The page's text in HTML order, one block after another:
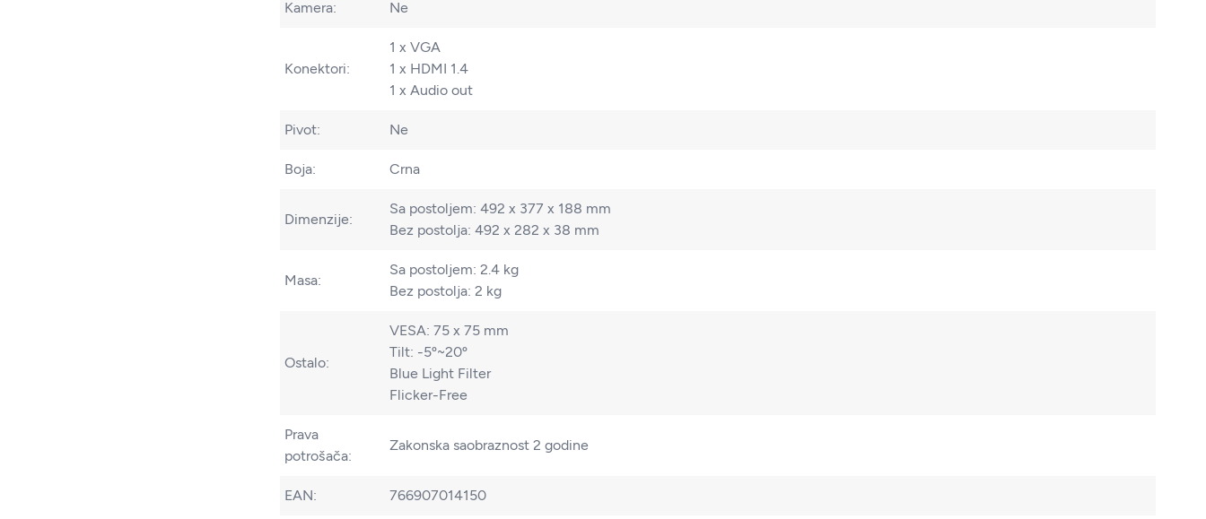
Kamera: Ne
Konektori:
1 x VGA
1 x HDMI 1.4
1 x Audio out
Pivot: Ne
Boja: Crna
Dimenzije:
Sa postoljem: 492 x 377 x 188 mm
Bez postolja: 492 x 282 x 38 mm
Masa:
Sa postoljem: 2.4 kg
Bez postolja: 2 kg
Ostalo:
VESA: 75 x 75 mm
Tilt: -5º~20º
Blue Light Filter
Flicker-Free
Prava
potrošača:
Zakonska saobraznost 2 godine
EAN: 766907014150